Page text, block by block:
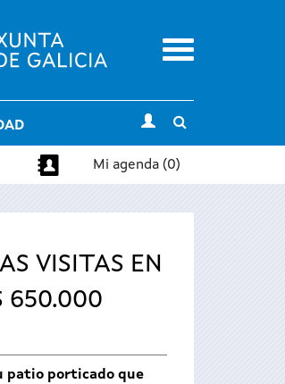
Menu
search
Mi agenda (0)
VISITAS EN
650.000
patio porticado que